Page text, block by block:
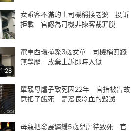
女乘客不滿的士司機稱接老婆 投訴
拒載 官認為司機非揀客裁罪脫
電車西環撞斃3歲女童 司機稱無錢
無學歷 放棄上訴即時入獄
單親母虐子致死囚22年 官指被告故
意把子餓死 是漫長冷血的毀滅
母親把發展遲緩5歲兒虐待致死 官